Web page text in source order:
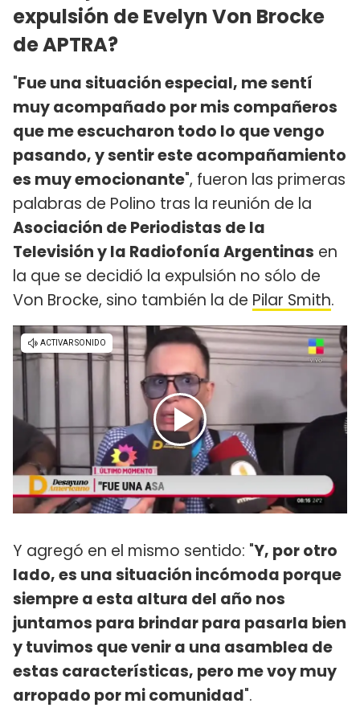
expulsión de Evelyn Von Brocke
de APTRA?
"Fue una situación especial, me sentí
muy acompañado por mis compañeros
que me escucharon todo lo que vengo
pasando, y sentir este acompañamiento
es muy emocionante", fueron las primeras
palabras de Polino tras la reunión de la
Asociación de Periodistas de la
Televisión y la Radiofonía Argentinas en
la que se decidió la expulsión no sólo de
Von Brocke, sino también la de Pilar Smith.
Y agregó en el mismo sentido: "Y, por otro
lado, es una situación incómoda porque
siempre a esta altura del año nos
juntamos para brindar para pasarla bien
y tuvimos que venir a una asamblea de
estas características, pero me voy muy
arropado por mi comunidad".